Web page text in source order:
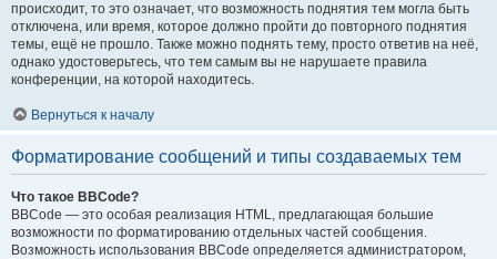
происходит, то это означает, что возможность поднятия тем могла быть
отключена, или время, которое должно пройти до повторного поднятия
темы, ещё не прошло. Также можно поднять тему, просто ответив на неё,
однако удостоверьтесь, что тем самым вы не нарушаете правила
конференции, на которой находитесь.
Вернуться к началу
Форматирование сообщений и типы создаваемых тем
Что такое BBCode?
BBCode — это особая реализация HTML, предлагающая большие
возможности по форматированию отдельных частей сообщения.
Возможность использования BBCode определяется администратором,